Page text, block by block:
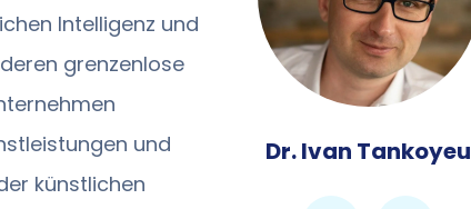
Intelligenz und
grenzenlose
und
künstlichen
Dr. Ivan Tankoyeu